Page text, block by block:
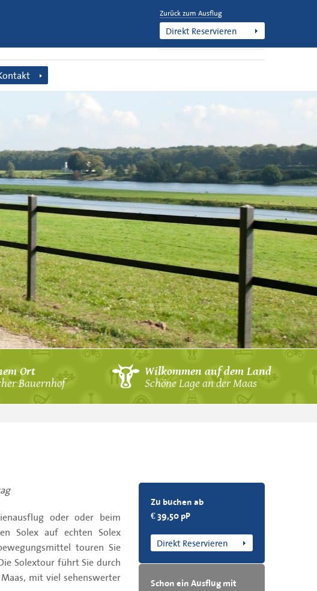
+31 77 477 1247
Deutsch
Ort
Bauernhof
Wilkommen auf dem Land
Schöne Lage an der Maas
Zurück zum Ausflug
Direkt Reservieren
oder oder beim
Solex auf echten Solex
touren Sie
Solextour führt Sie durch
mit viel sehenswerter
Zu buchen ab
€ 39,50 pP
Direkt Reservieren
Schon ein Ausflug mit